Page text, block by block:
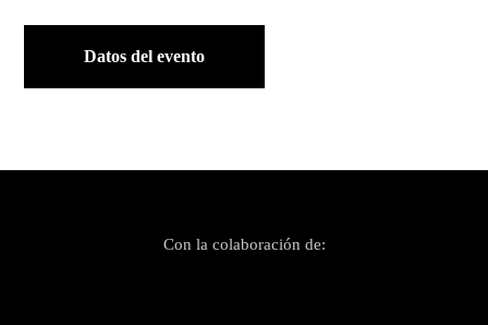
Datos del evento
Con la colaboración de: